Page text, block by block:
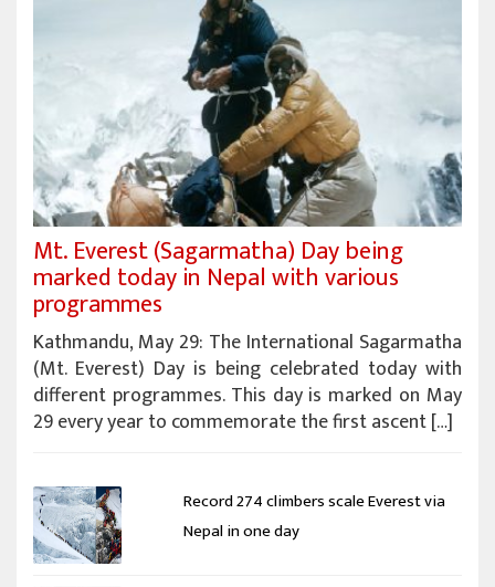
Mt. Everest (Sagarmatha) Day being
marked today in Nepal with various
programmes
Kathmandu, May 29: The International Sagarmatha
(Mt. Everest) Day is being celebrated today with
different programmes. This day is marked on May
29 every year to commemorate the first ascent […]
Record 274 climbers scale Everest via
Nepal in one day